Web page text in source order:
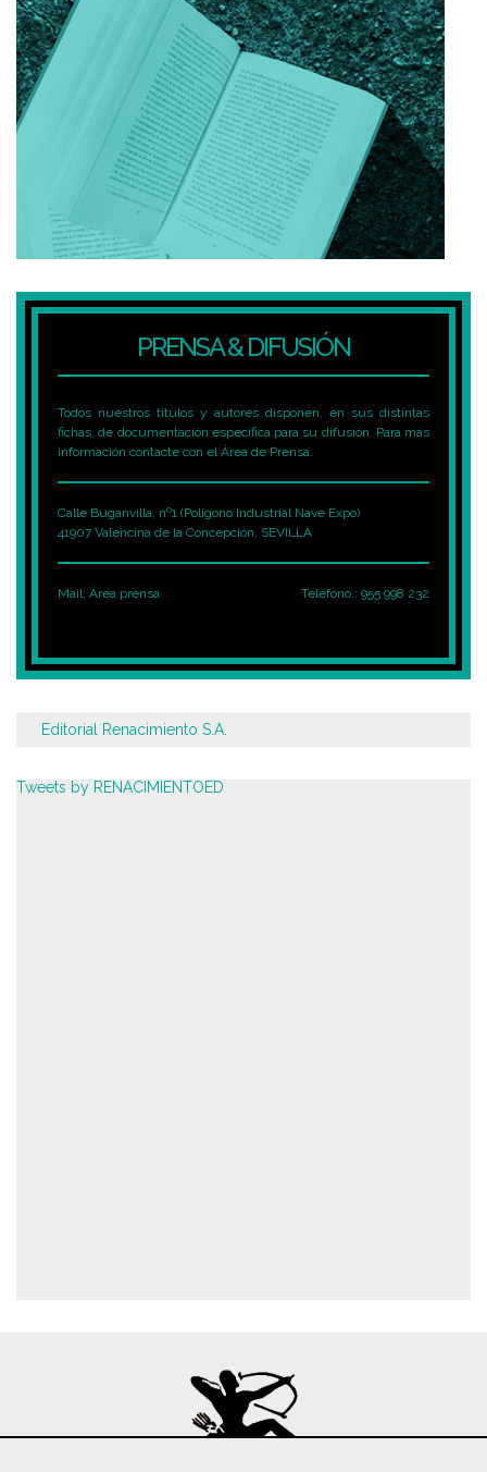
PRENSA & DIFUSIÓN
Todos nuestros títulos y autores disponen, en sus distintas
fichas, de documentación específica para su difusión. Para más
información contacte con el Área de Prensa.
Calle Buganvilla, nº1 (Polígono Industrial Nave Expo)
41907 Valencina de la Concepción, SEVILLA
Mail: Área prensa Teléfono.: 955 998 232
Editorial Renacimiento S.A.
Tweets by RENACIMIENTOED